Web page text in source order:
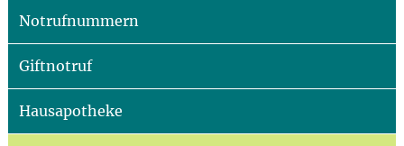
Notrufnummern
Giftnotruf
Hausapotheke